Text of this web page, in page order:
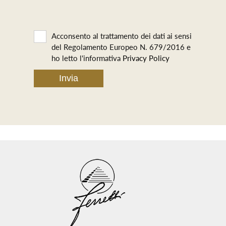
Acconsento al trattamento dei dati ai sensi
del Regolamento Europeo N. 679/2016 e
ho letto l'informativa Privacy Policy